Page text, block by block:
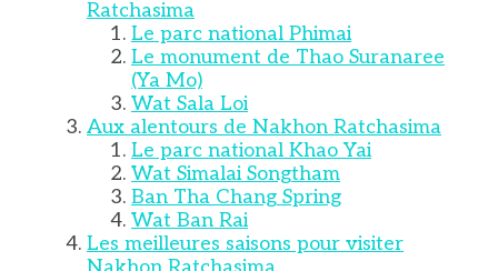
Ratchasima
Le parc national Phimai
Le monument de Thao Suranaree
(Ya Mo)
Wat Sala Loi
Aux alentours de Nakhon Ratchasima
Le parc national Khao Yai
Wat Simalai Songtham
Ban Tha Chang Spring
Wat Ban Rai
Les meilleures saisons pour visiter